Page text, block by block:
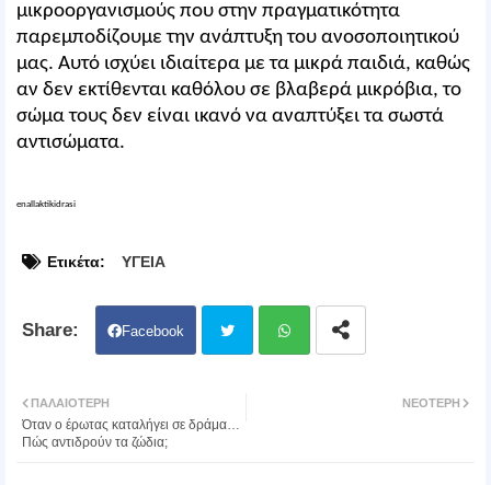
μικροοργανισμούς που στην πραγματικότητα
παρεμποδίζουμε την ανάπτυξη του ανοσοποιητικού
μας. Αυτό ισχύει ιδιαίτερα με τα μικρά παιδιά, καθώς
αν δεν εκτίθενται καθόλου σε βλαβερά μικρόβια, το
σώμα τους δεν είναι ικανό να αναπτύξει τα σωστά
αντισώματα.
enallaktikidrasi
Ετικέτα: ΥΓΕΙΑ
Facebook
ter
ΝΕΌΤΕΡΗ
ΠΑΛΑΙΌΤΕΡΗ
Όταν ο έρωτας καταλήγει σε δράμα…
Πώς αντιδρούν τα ζώδια;